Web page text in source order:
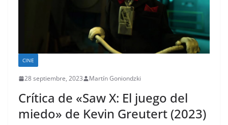
CINE
28 septiembre, 2023 Martín Goniondzki
Crítica de «Saw X: El juego del
miedo» de Kevin Greutert (2023)